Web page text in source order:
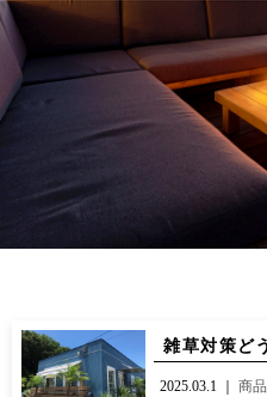
ホーム
HOME
お問い合わせ
CONTACT2025.03.1 ｜商